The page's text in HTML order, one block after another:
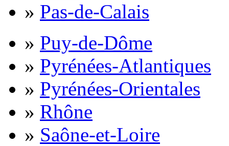
» Pas-de-Calais
» Puy-de-Dôme
» Pyrénées-Atlantiques
» Pyrénées-Orientales
» Rhône
» Saône-et-Loire